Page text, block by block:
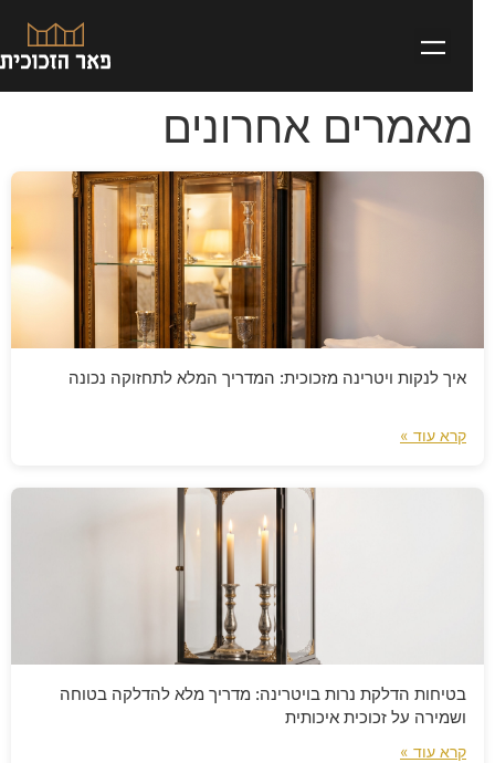
מאמרים אחרונים
איך לנקות ויטרינה מזכוכית: המדריך המלא לתחזוקה נכונה
קרא עוד »
בטיחות הדלקת נרות בויטרינה: מדריך מלא להדלקה בטוחה
ושמירה על זכוכית איכותית
קרא עוד »